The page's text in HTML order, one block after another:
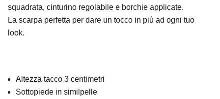
squadrata, cinturino regolabile e borchie applicate.
La scarpa perfetta per dare un tocco in più ad ogni tuo
look.
Altezza tacco 3 centimetri
Sottopiede in similpelle